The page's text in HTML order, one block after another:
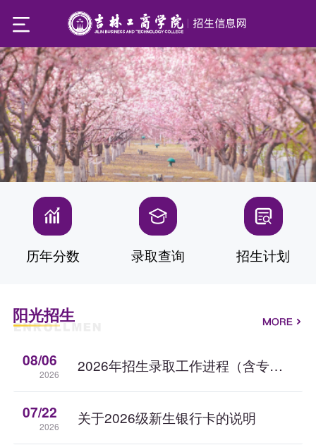
历年分数 录取查询 招生计划
阳光招生
08/06
2026 2026年招生录取工作进程（含专升本）
07/22
2026 关于2026级新生银行卡的说明